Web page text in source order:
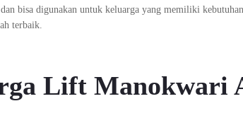
bisa digunakan untuk keluarga yang memiliki kebutuhan
terbaik.
Lift Manokwari